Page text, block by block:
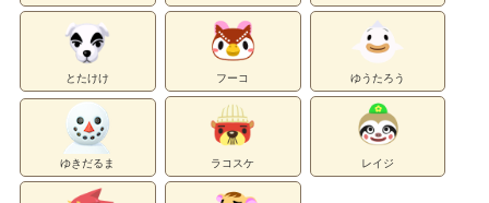
とたけけ フーコ ゆうたろう
ゆきだるま ラコスケ レイジ